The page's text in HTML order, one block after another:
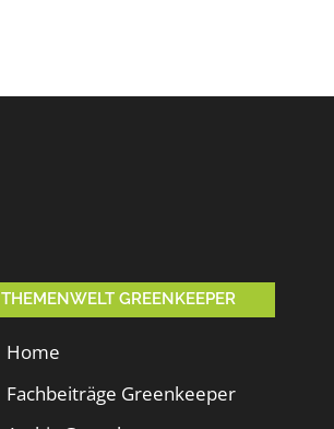
THEMENWELT GREENKEEPER
Home
Fachbeiträge Greenkeeper